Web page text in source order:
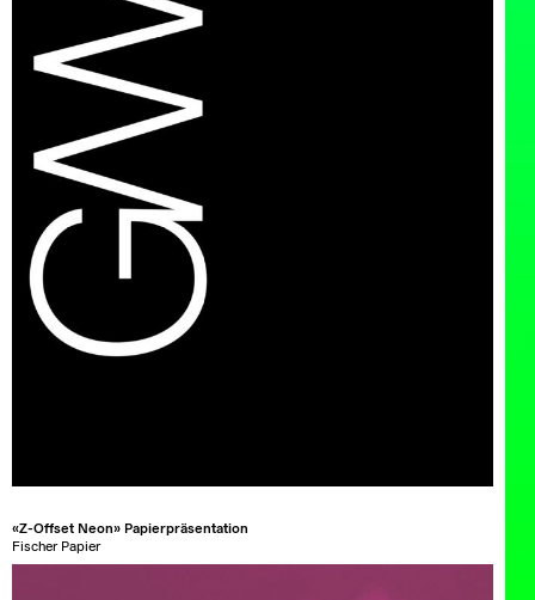
«Z-Offset Neon» Papierpräsentation
Fischer Papier